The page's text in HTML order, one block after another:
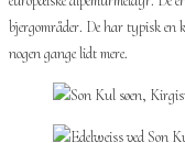
bjergområder. De har typisk en
nogen gange lidt mere.